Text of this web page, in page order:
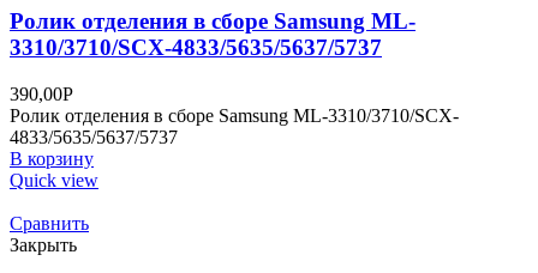
Ролик отделения в сборе Samsung ML-
3310/3710/SCX-4833/5635/5637/5737
390,00Р
Ролик отделения в сборе Samsung ML-3310/3710/SCX-
4833/5635/5637/5737
В корзину
Quick view
Сравнить
Закрыть